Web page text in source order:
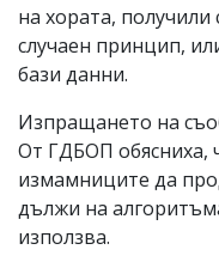
на хората,
случаен принцип,
бази данни.
Изпращането на
От ГДБОП обясниха,
измамниците да
дължи на
използва.